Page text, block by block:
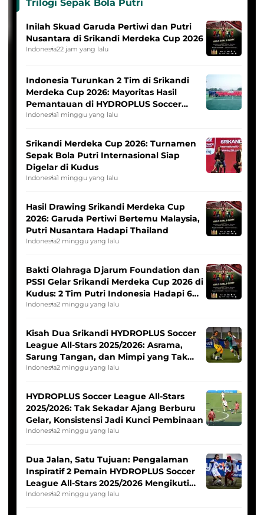
Trilogi Sepak Bola Putri
Inilah Skuad Garuda Pertiwi dan Putri
Nusantara di Srikandi Merdeka Cup 2026
Indonesia22 jam yang lalu
Indonesia Turunkan 2 Tim di Srikandi
Merdeka Cup 2026: Mayoritas Hasil
Pemantauan di HYDROPLUS Soccer
League
Indonesia1 minggu yang lalu
Srikandi Merdeka Cup 2026: Turnamen
Sepak Bola Putri Internasional Siap
Digelar di Kudus
Indonesia1 minggu yang lalu
Hasil Drawing Srikandi Merdeka Cup
2026: Garuda Pertiwi Bertemu Malaysia,
Putri Nusantara Hadapi Thailand
Indonesia2 minggu yang lalu
Bakti Olahraga Djarum Foundation dan
PSSI Gelar Srikandi Merdeka Cup 2026 di
Kudus: 2 Tim Putri Indonesia Hadapi 6
Tim Asia
Indonesia2 minggu yang lalu
Kisah Dua Srikandi HYDROPLUS Soccer
League All-Stars 2025/2026: Asrama,
Sarung Tangan, dan Mimpi yang Tak
Pernah Padam
Indonesia2 minggu yang lalu
HYDROPLUS Soccer League All-Stars
2025/2026: Tak Sekadar Ajang Berburu
Gelar, Konsistensi Jadi Kunci Pembinaan
Indonesia2 minggu yang lalu
Dua Jalan, Satu Tujuan: Pengalaman
Inspiratif 2 Pemain HYDROPLUS Soccer
League All-Stars 2025/2026 Mengikuti
Seleksi Timnas Indonesia Putri
Indonesia2 minggu yang lalu